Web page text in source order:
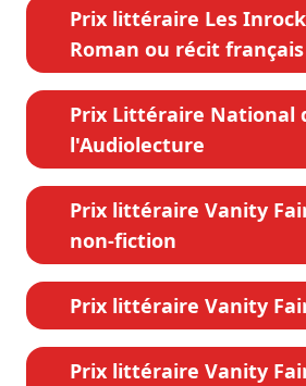
Prix littéraire Les
Roman ou récit français
Prix Littéraire National
l'Audiolecture
Prix littéraire Vanity
non-fiction
Prix littéraire Vanity
Prix littéraire Vanity